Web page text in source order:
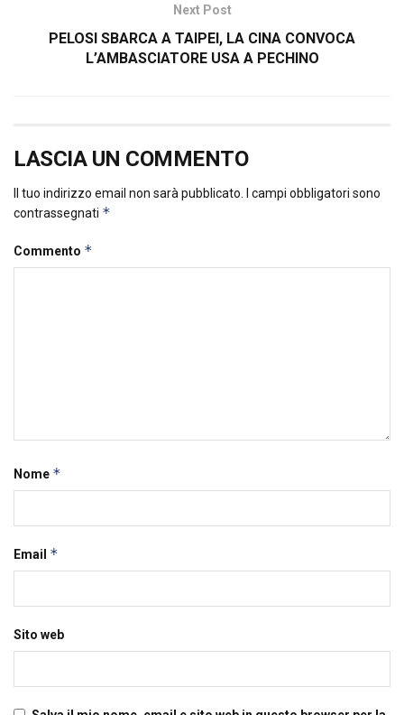
Next Post
PELOSI SBARCA A TAIPEI, LA CINA CONVOCA
L’AMBASCIATORE USA A PECHINO
LASCIA UN COMMENTO
Il tuo indirizzo email non sarà pubblicato. I campi obbligatori sono
contrassegnati *
Commento *
Nome *
Email *
Sito web